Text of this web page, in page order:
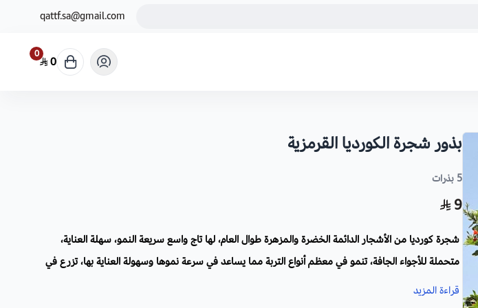
qattf.sa@gmail.com
0
0
بذور شجرة الكورديا القرمزية
5 بذرات
9
شجرة كورديا من الأشجار الدائمة الخضرة والمزهرة طوال العام، لها تاج واسع سريعة النمو، سهلة العناية،
متحملة للأجواء الجافة، تنمو في معظم أنواع التربة مما يساعد في سرعة نموها وسهولة العناية بها، تزرع في
المنتزهات والحدائق وعلى أسوار المنازل.
قراءة المزيد